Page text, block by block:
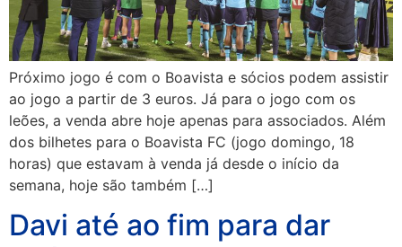
Próximo jogo é com o Boavista e sócios podem assistir
ao jogo a partir de 3 euros. Já para o jogo com os
leões, a venda abre hoje apenas para associados. Além
dos bilhetes para o Boavista FC (jogo domingo, 18
horas) que estavam à venda já desde o início da
semana, hoje são também […]
Davi até ao fim para dar